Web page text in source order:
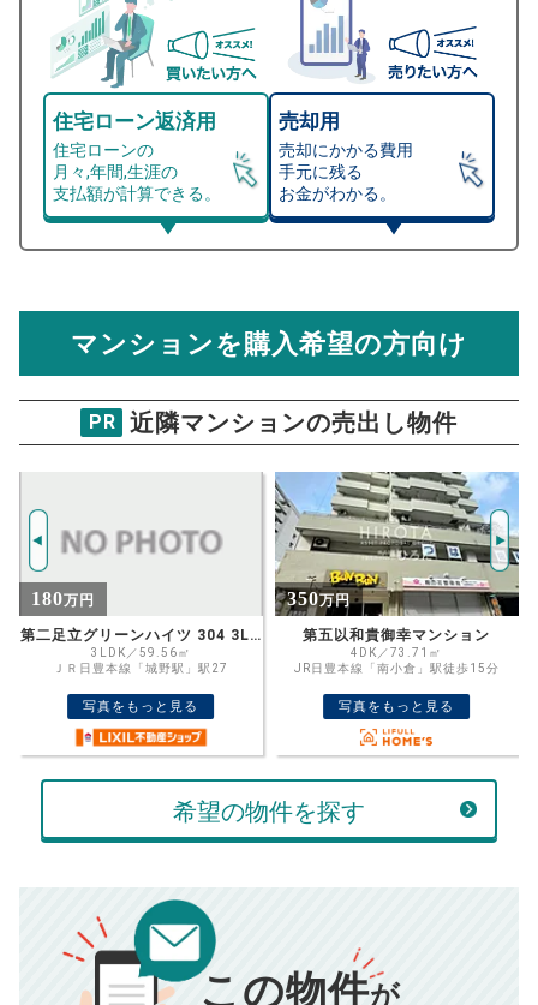
住宅ローン返済用
住宅ローンの
月々,年間,生涯の
支払額が計算できる。
売却用
売却にかかる費用
手元に残る
お金がわかる。
総支払額シミュレーション
物件価格
万円
年
住宅ローン
金利
%
ボーナス
返済金額
万円
万円
返済シミュレーション計算結果
毎月の支払額 834
マンション売却シミュレーター
サンライフ小倉2
推定売却価格： 1876万円
資金計画のために査定額や希望売却価
格を入力して活用するのもおすすめ◎
計算する
00万円
■仲介手数料／ 00万円
■売買契約書印紙／ 0
マンションを購入希望の方向け
PR 近隣マンションの売出し物件
350万円
第五以和貴御幸マンション
4DK／73.71㎡
JR日豊本線「南小倉」駅徒歩15分
写真をもっと見る
480万円
サンコーポ大手町 6階 3DK
3DK／58.16㎡
北九州モノレール「旦過駅」駅13
写真をもっと見る
希望の物件を探す
この物件が